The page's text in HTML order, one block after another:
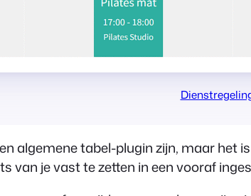
algemene tabel-plugin zijn, maar het
van je vast te zetten in een vooraf